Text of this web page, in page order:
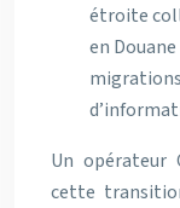
étroite
en
Un opérateur
cette